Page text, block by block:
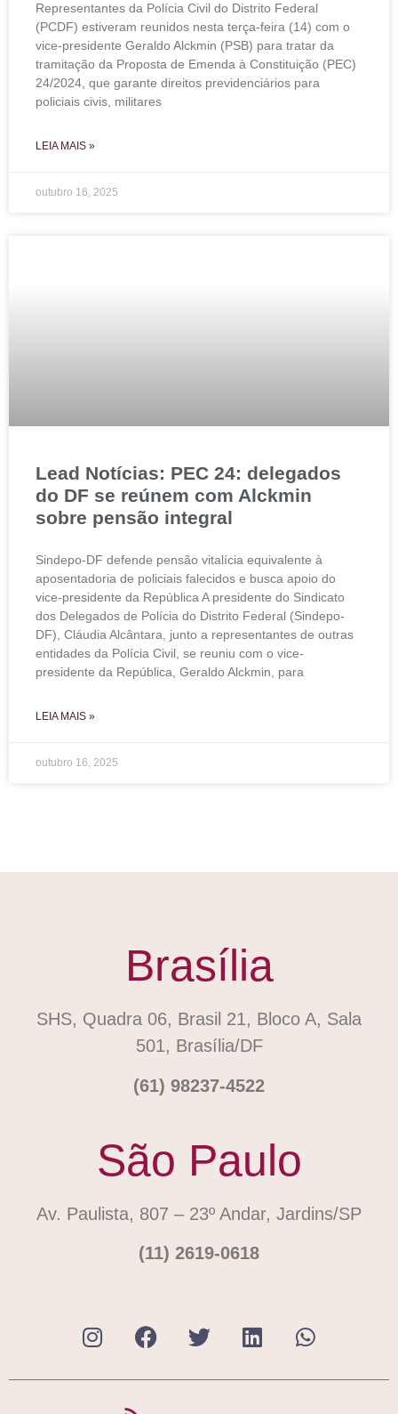
Representantes da Polícia Civil do Distrito Federal
(PCDF) estiveram reunidos nesta terça-feira (14) com o
vice-presidente Geraldo Alckmin (PSB) para tratar da
tramitação da Proposta de Emenda à Constituição (PEC)
24/2024, que garante direitos previdenciários para
policiais civis, militares
LEIA MAIS »
outubro 16, 2025
Lead Notícias: PEC 24: delegados
do DF se reúnem com Alckmin
sobre pensão integral
Sindepo-DF defende pensão vitalícia equivalente à
aposentadoria de policiais falecidos e busca apoio do
vice-presidente da República A presidente do Sindicato
dos Delegados de Polícia do Distrito Federal (Sindepo-
DF), Cláudia Alcântara, junto a representantes de outras
entidades da Polícia Civil, se reuniu com o vice-
presidente da República, Geraldo Alckmin, para
LEIA MAIS »
outubro 16, 2025
Brasília
SHS, Quadra 06, Brasil 21, Bloco A, Sala
501, Brasília/DF
(61) 98237-4522
São Paulo
Av. Paulista, 807 – 23º Andar, Jardins/SP
(11) 2619-0618